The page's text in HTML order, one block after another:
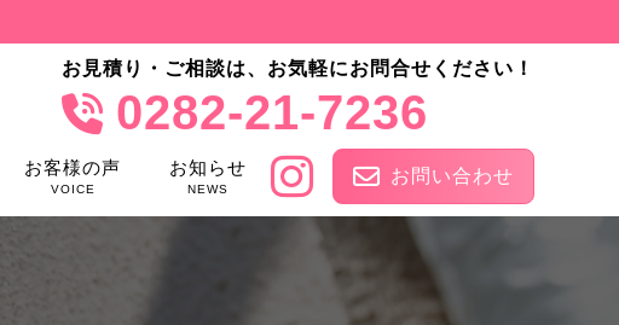
お見積り・ご相談は、お気軽にお問合せください！
0282-21-7236
お客様の声
VOICE
お知らせ
NEWS
お問い合わせ